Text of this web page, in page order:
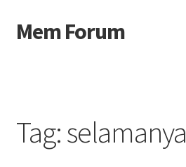
Skip
to
Skip
to
Mem Forum
Contact us
Tag:selamanya